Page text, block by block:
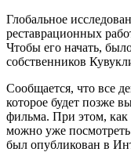
Глобальное
реставрационных
Чтобы его начать,
собственников
Сообщается, что все
которое будет позже
фильма. При этом, как
можно уже
был опубликован в